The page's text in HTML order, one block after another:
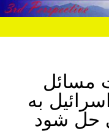
مسائل
به
حل شود